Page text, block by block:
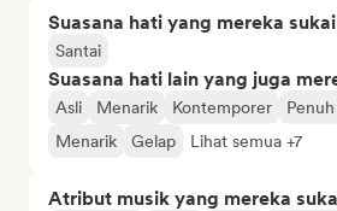
Suasana hati yang mereka sukai
Santai
Suasana hati lain yang juga
Asli Menarik Kontemporer
Menarik
Gelap Lihat semua +7
Atribut musik yang mereka